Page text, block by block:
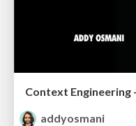
Context Engineering
addyosmani